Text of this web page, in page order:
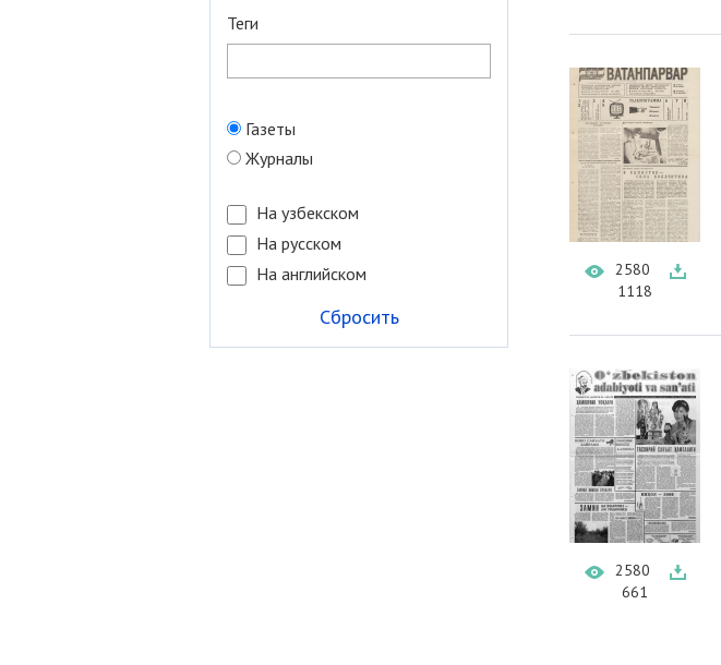
2580
1118
2580
661
Теги
Газеты
Журналы
На узбекском
На русском
На английском
Сбросить